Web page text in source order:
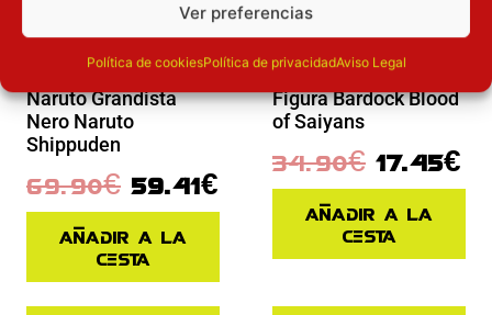
Ver preferencias
Política de cookiesPolítica de privacidadAviso Legal
Figura Uzumaki
Naruto Grandista
Nero Naruto
Shippuden
69.90€ 59.41€
Añadir a la
cesta
Novedades
Figura Bardock Blood
of Saiyans
34.90€ 17.45€
Añadir a la
cesta